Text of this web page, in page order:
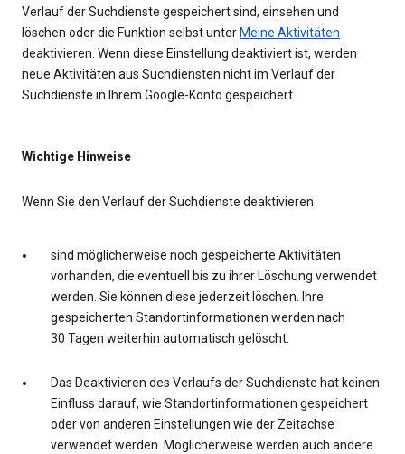
Verlauf der Suchdienste gespeichert sind, einsehen und
löschen oder die Funktion selbst unter Meine Aktivitäten
deaktivieren. Wenn diese Einstellung deaktiviert ist, werden
neue Aktivitäten aus Suchdiensten nicht im Verlauf der
Suchdienste in Ihrem Google-Konto gespeichert.
Wichtige Hinweise
Wenn Sie den Verlauf der Suchdienste deaktivieren
sind möglicherweise noch gespeicherte Aktivitäten
vorhanden, die eventuell bis zu ihrer Löschung verwendet
werden. Sie können diese jederzeit löschen. Ihre
gespeicherten Standortinformationen werden nach
30 Tagen weiterhin automatisch gelöscht.
Das Deaktivieren des Verlaufs der Suchdienste hat keinen
Einfluss darauf, wie Standortinformationen gespeichert
oder von anderen Einstellungen wie der Zeitachse
verwendet werden. Möglicherweise werden auch andere